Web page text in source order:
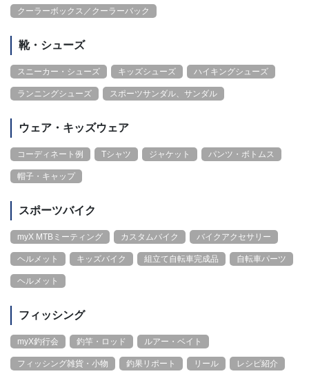
クーラーボックス／クーラーバック
靴・シューズ
スニーカー・シューズ キッズシューズ ハイキングシューズ
ランニングシューズ スポーツサンダル、サンダル
ウェア・キッズウェア
コーディネート例 Tシャツ ジャケット パンツ・ボトムス
帽子・キャップ
スポーツバイク
myX MTBミーティング カスタムバイク バイクアクセサリー
ヘルメット キッズバイク 組立て自転車完成品 自転車パーツ
ヘルメット
フィッシング
myX釣行会 釣竿・ロッド ルアー・ベイト
フィッシング雑貨・小物 釣果リポート リール レシピ紹介